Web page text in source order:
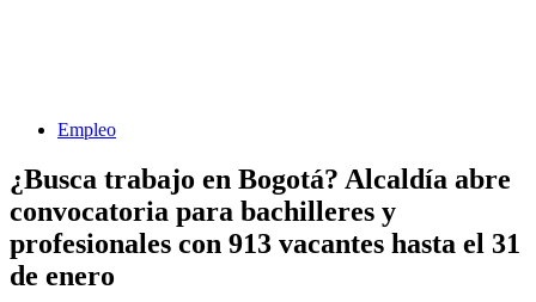
Empleo
¿Busca trabajo en Bogotá? Alcaldía abre
convocatoria para bachilleres y
profesionales con 913 vacantes hasta el 31
de enero